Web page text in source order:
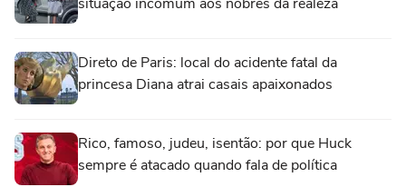
Direto de Paris: local do acidente fatal da
princesa Diana atrai casais apaixonados
Rico, famoso, judeu, isentão: por que Huck
sempre é atacado quando fala de política